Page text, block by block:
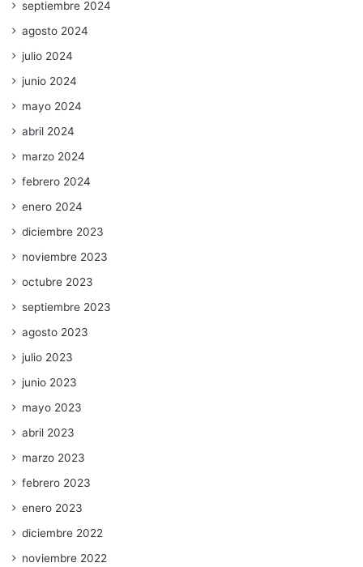
septiembre 2024
agosto 2024
julio 2024
junio 2024
mayo 2024
abril 2024
marzo 2024
febrero 2024
enero 2024
diciembre 2023
noviembre 2023
octubre 2023
septiembre 2023
agosto 2023
julio 2023
junio 2023
mayo 2023
abril 2023
marzo 2023
febrero 2023
enero 2023
diciembre 2022
noviembre 2022